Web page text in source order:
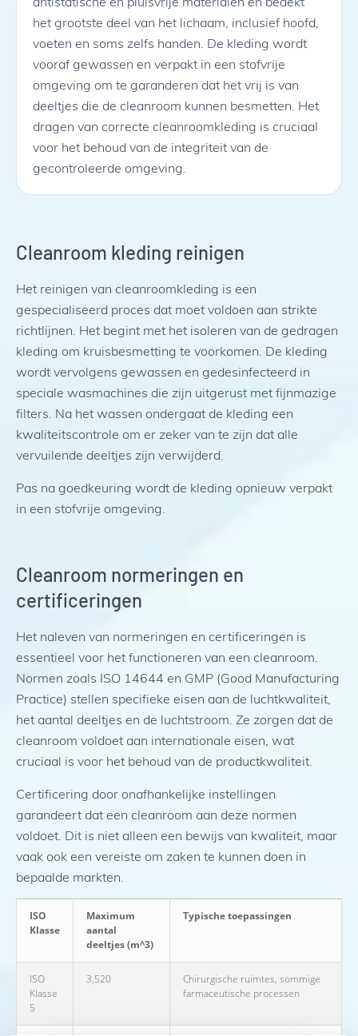
het grootste deel van het lichaam, inclusief hoofd,
voeten en soms zelfs handen. De kleding wordt
vooraf gewassen en verpakt in een stofvrije
omgeving om te garanderen dat het vrij is van
deeltjes die de cleanroom kunnen besmetten. Het
dragen van correcte cleanroomkleding is cruciaal
voor het behoud van de integriteit van de
gecontroleerde omgeving.
Cleanroom kleding reinigen
Het reinigen van cleanroomkleding is een
gespecialiseerd proces dat moet voldoen aan strikte
richtlijnen. Het begint met het isoleren van de gedragen
kleding om kruisbesmetting te voorkomen. De kleding
wordt vervolgens gewassen en gedesinfecteerd in
speciale wasmachines die zijn uitgerust met fijnmazige
filters. Na het wassen ondergaat de kleding een
kwaliteitscontrole om er zeker van te zijn dat alle
vervuilende deeltjes zijn verwijderd.
Pas na goedkeuring wordt de kleding opnieuw verpakt
in een stofvrije omgeving.
Cleanroom normeringen en
certificeringen
Het naleven van normeringen en certificeringen is
essentieel voor het functioneren van een cleanroom.
Normen zoals ISO 14644 en GMP (Good Manufacturing
Practice) stellen specifieke eisen aan de luchtkwaliteit,
het aantal deeltjes en de luchtstroom. Ze zorgen dat de
cleanroom voldoet aan internationale eisen, wat
cruciaal is voor het behoud van de productkwaliteit.
Certificering door onafhankelijke instellingen
garandeert dat een cleanroom aan deze normen
voldoet. Dit is niet alleen een bewijs van kwaliteit, maar
vaak ook een vereiste om zaken te kunnen doen in
bepaalde markten.
ISO
Klasse
Maximum
aantal
deeltjes (m^3)
Typische toepassingen
ISO
Klasse
5
3,520
Chirurgische ruimtes, sommige
farmaceutische processen